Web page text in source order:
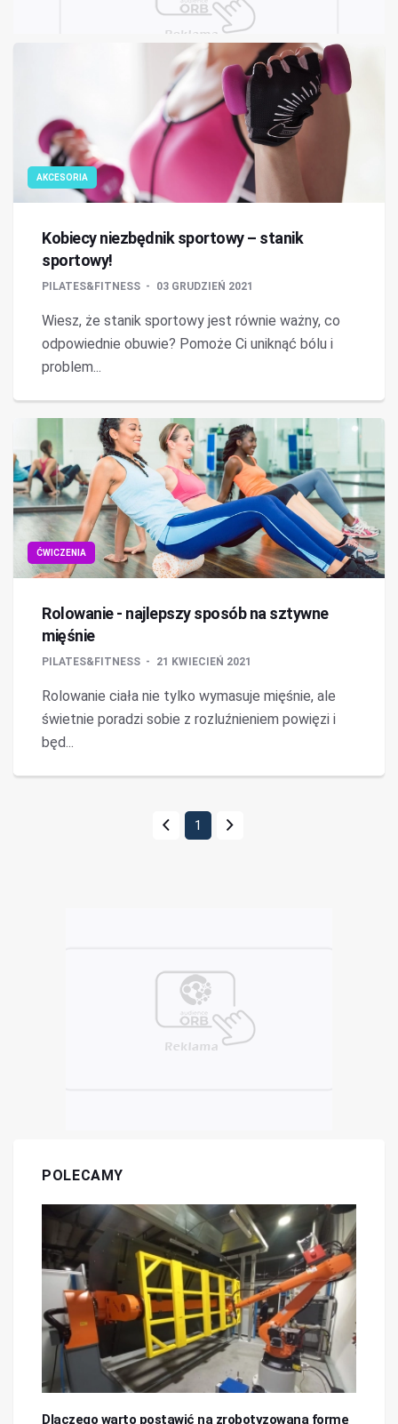
AKCESORIA
Kobiecy niezbędnik sportowy – stanik
sportowy!
PILATES&FITNESS 03 GRUDZIEŃ 2021
Wiesz, że stanik sportowy jest równie ważny, co
odpowiednie obuwie? Pomoże Ci uniknąć bólu i
problem...
ĆWICZENIA
Rolowanie - najlepszy sposób na sztywne
mięśnie
PILATES&FITNESS 21 KWIECIEŃ 2021
Rolowanie ciała nie tylko wymasuje mięśnie, ale
świetnie poradzi sobie z rozluźnieniem powięzi i
będ...
1
POLECAMY
Dlaczego warto postawić na zrobotyzowaną formę